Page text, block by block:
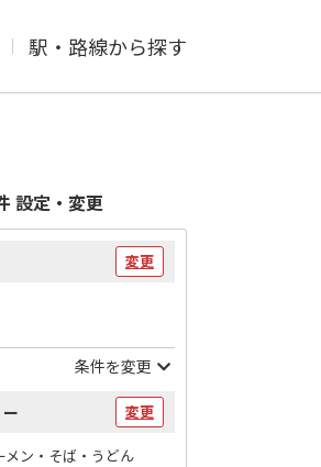
駅・路線から探す
設定・変更
変更
条件を変更
変更
メン・そば・うどん